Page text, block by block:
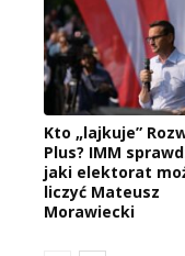
Kto „lajkuje”
Plus? IMM
jaki elektorat
liczyć Mateusz
Morawiecki